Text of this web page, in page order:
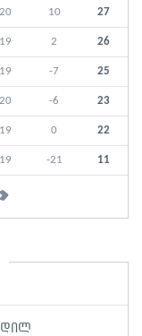
20 10 27
19 2 26
19 -7 25
20 -6 23
19 0 22
19 -21 11
დილ